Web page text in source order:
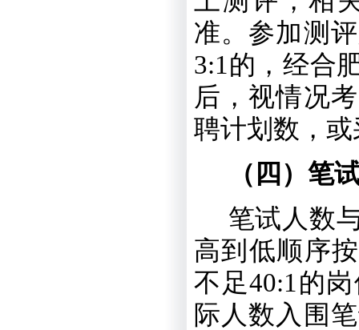
准。参加测
3:1 的， 经合
后，视情况
聘计划数，
（四）笔
笔试人数
高到低顺序按
不足40:1 的
际人数入围